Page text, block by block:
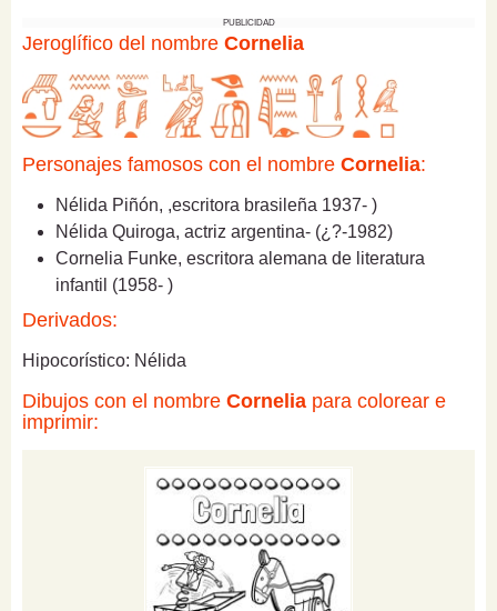
PUBLICIDAD
Jeroglífico del nombre Cornelia
Personajes famosos con el nombre Cornelia:
Nélida Piñón, ,escritora brasileña 1937- )
Nélida Quiroga, actriz argentina- (¿?-1982)
Cornelia Funke, escritora alemana de literatura
infantil (1958- )
Derivados:
Hipocorístico: Nélida
Dibujos con el nombre Cornelia para colorear e
imprimir: